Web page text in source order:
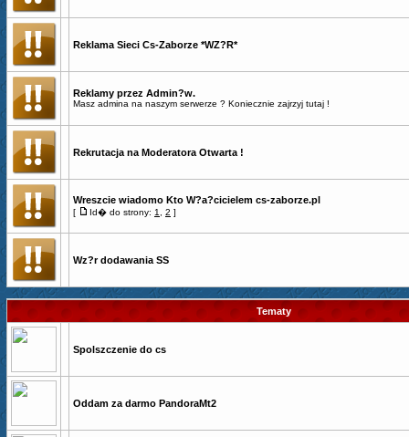
Reklama Sieci Cs-Zaborze *WZ?R*
Reklamy przez Admin?w.
Masz admina na naszym serwerze ? Koniecznie zajrzyj tutaj !
Rekrutacja na Moderatora Otwarta !
Wreszcie wiadomo Kto W?a?cicielem cs-zaborze.pl
[ Id� do strony: 1 2 ]
Wz?r dodawania SS
Tematy
Spolszczenie do cs
Oddam za darmo PandoraMt2